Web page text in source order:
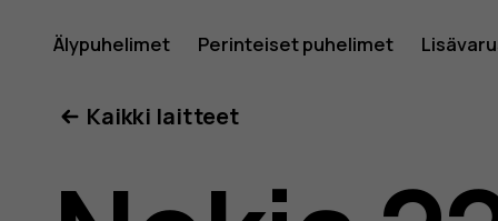
Nokia
225
Älypuhelimet Perinteiset puhelimet
Kaikki laitteet